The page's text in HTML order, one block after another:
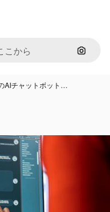
画像で
AIチャットボット…